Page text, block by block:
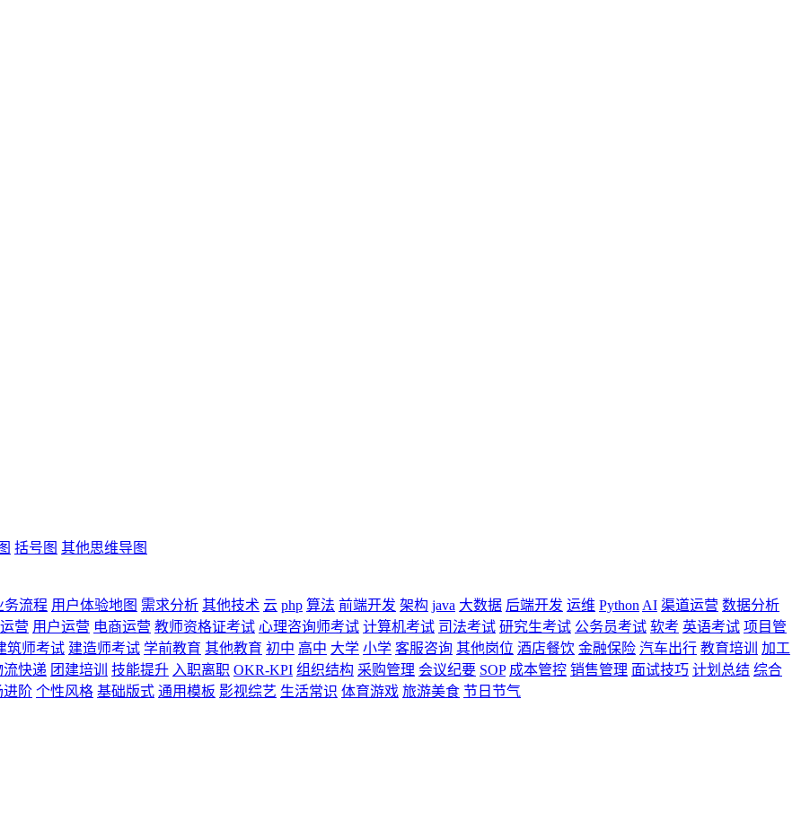
括号图 其他思维导图
务流程 用户体验地图 需求分析 其他技术 云 php 算法 前端开发 架构 java 大数据 后端开发 运维 Python AI 渠道运营 数据分析
营 用户运营 电商运营 教师资格证考试 心理咨询师考试 计算机考试 司法考试 研究生考试 公务员考试 软考 英语考试 项目管
筑师考试 建造师考试 学前教育 其他教育 初中 高中 大学 小学 客服咨询 其他岗位 酒店餐饮 金融保险 汽车出行 教育培训
加工
流快递 团建培训 技能提升 入职离职 OKR-KPI 组织结构 采购管理 会议纪要 SOP 成本管控 销售管理 面试技巧 计划总结 综合
进阶 个性风格 基础版式 通用模板 影视综艺 生活常识 体育游戏 旅游美食 节日节气